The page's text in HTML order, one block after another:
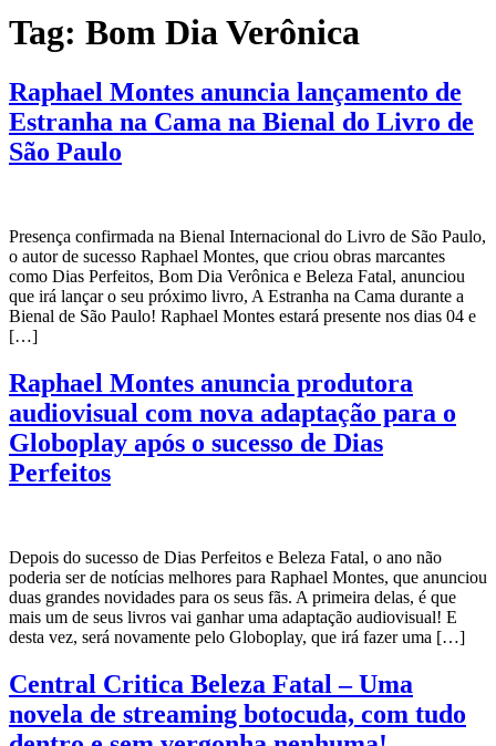
Tag: Bom Dia Verônica
Raphael Montes anuncia lançamento de
Estranha na Cama na Bienal do Livro de
São Paulo
Presença confirmada na Bienal Internacional do Livro de São Paulo,
o autor de sucesso Raphael Montes, que criou obras marcantes
como Dias Perfeitos, Bom Dia Verônica e Beleza Fatal, anunciou
que irá lançar o seu próximo livro, A Estranha na Cama durante a
Bienal de São Paulo! Raphael Montes estará presente nos dias 04 e
[…]
Raphael Montes anuncia produtora
audiovisual com nova adaptação para o
Globoplay após o sucesso de Dias
Perfeitos
Depois do sucesso de Dias Perfeitos e Beleza Fatal, o ano não
poderia ser de notícias melhores para Raphael Montes, que anunciou
duas grandes novidades para os seus fãs. A primeira delas, é que
mais um de seus livros vai ganhar uma adaptação audiovisual! E
desta vez, será novamente pelo Globoplay, que irá fazer uma […]
Central Critica Beleza Fatal – Uma
novela de streaming botocuda, com tudo